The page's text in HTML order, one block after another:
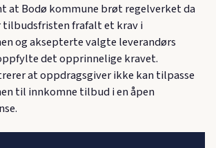
at Bodø kommune brøt regelverket da
frafalt et krav i
og aksepterte valgte leverandørs
det opprinnelige kravet.
at oppdragsgiver ikke kan tilpasse
til innkomne tilbud i en åpen